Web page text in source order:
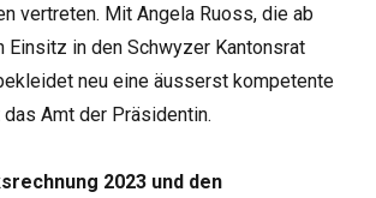
vertreten. Mit Angela Ruoss, die ab
Einsitz in den Schwyzer Kantonsrat
neu eine äusserst kompetente
Amt der Präsidentin.
2023 und den